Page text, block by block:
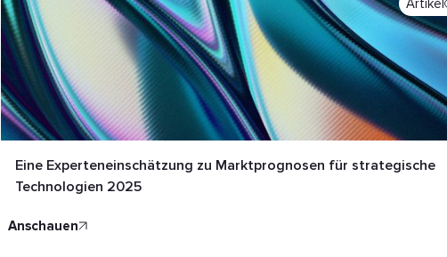
Artikel
Eine Experteneinschätzung zu Marktprognosen für strategische
Technologien 2025
anschauen